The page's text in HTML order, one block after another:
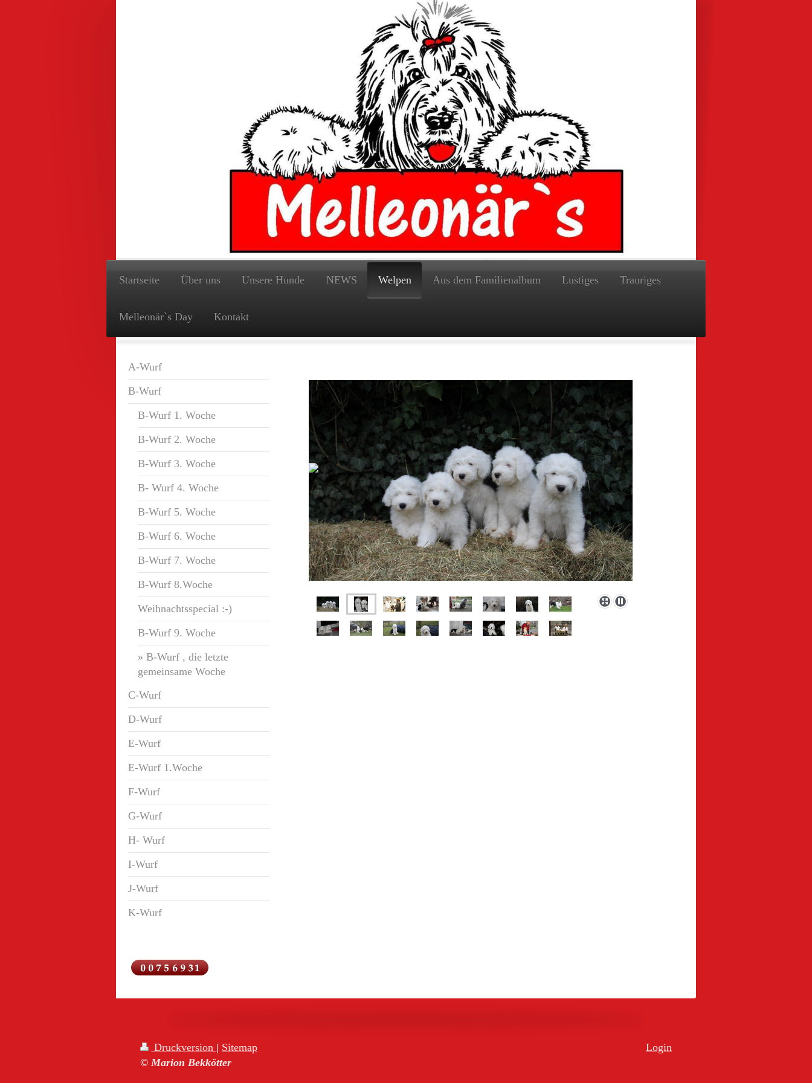
Startseite Über uns Unsere Hunde NEWS Welpen Aus dem Familienalbum Lustiges Trauriges
Melleonär`s Day Kontakt
A-Wurf
B-Wurf
B-Wurf 1. Woche
B-Wurf 2. Woche
B-Wurf 3. Woche
B- Wurf 4. Woche
B-Wurf 5. Woche
B-Wurf 6. Woche
B-Wurf 7. Woche
B-Wurf 8.Woche
Weihnachtsspecial :-)
B-Wurf 9. Woche
B-Wurf , die letzte
gemeinsame Woche
C-Wurf
D-Wurf
E-Wurf
E-Wurf 1.Woche
F-Wurf
G-Wurf
H- Wurf
I-Wurf
J-Wurf
K-Wurf
Druckversion | Sitemap
© Marion Bekkötter
Login